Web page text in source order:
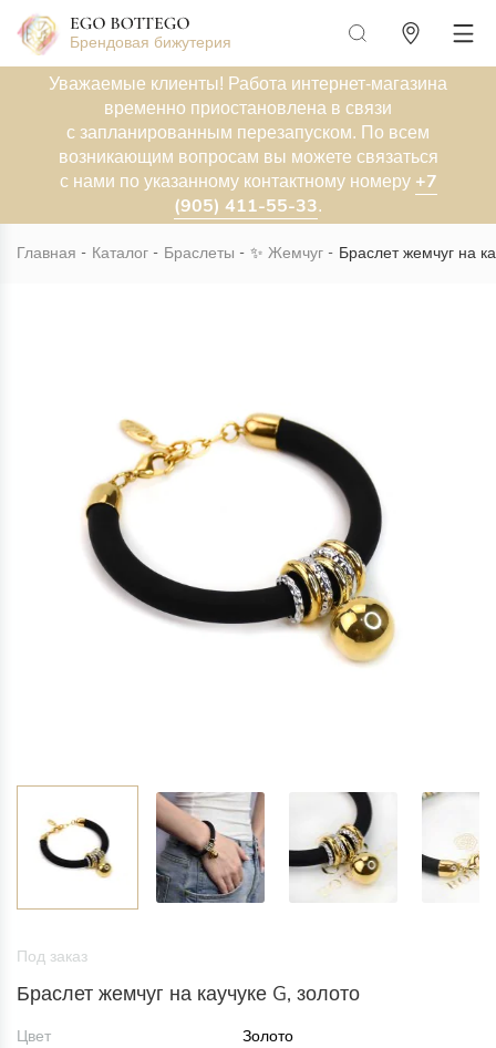
Брендовая бижутерия
Уважаемые клиенты! Работа интернет-магазина
временно приостановлена в связи
с запланированным перезапуском. По всем
возникающим вопросам вы можете связаться
с нами по указанному контактному номеру +7
(905) 411-55-33.
Главная Каталог Браслеты ✨ Жемчуг Браслет жемчуг на
Под заказ
Браслет жемчуг на каучуке G, золото
Цвет Золото